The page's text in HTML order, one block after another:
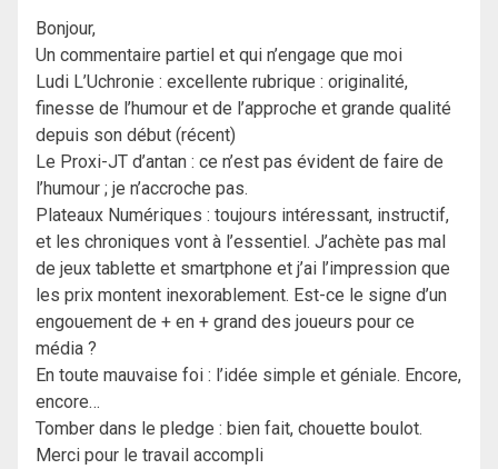
Bonjour,
Un commentaire partiel et qui n’engage que moi
Ludi L’Uchronie : excellente rubrique : originalité,
finesse de l’humour et de l’approche et grande qualité
depuis son début (récent)
Le Proxi-JT d’antan : ce n’est pas évident de faire de
l’humour ; je n’accroche pas.
Plateaux Numériques : toujours intéressant, instructif,
et les chroniques vont à l’essentiel. J’achète pas mal
de jeux tablette et smartphone et j’ai l’impression que
les prix montent inexorablement. Est-ce le signe d’un
engouement de + en + grand des joueurs pour ce
média ?
En toute mauvaise foi : l’idée simple et géniale. Encore,
encore…
Tomber dans le pledge : bien fait, chouette boulot.
Merci pour le travail accompli